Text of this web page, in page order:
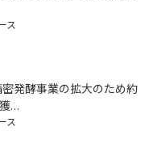
ス
発酵事業の拡大のため約
…
ス